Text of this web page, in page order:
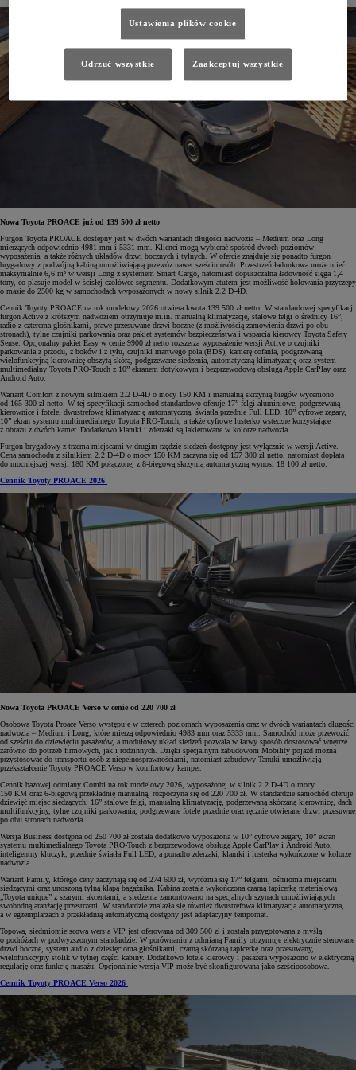
Nowa Toyota PROACE już od 139 500 zł netto
Furgon Toyota PROACE dostępny jest w dwóch wariantach długości nadwozia – Medium oraz Long
mierzących odpowiednio 4981 mm i 5331 mm. Klienci mogą wybierać spośród dwóch poziomów
wyposażenia, a także różnych układów drzwi bocznych i tylnych. W ofercie znajduje się ponadto furgon
brygadowy z podwójną kabiną umożliwiającą przewóz nawet sześciu osób. Przestrzeń ładunkowa może mieć
maksymalnie 6,6 m³ w wersji Long z systemem Smart Cargo, natomiast dopuszczalna ładowność sięga 1,4
tony, co plasuje model w ścisłej czołówce segmentu. Dodatkowym atutem jest możliwość holowania przyczepy
o masie do 2500 kg w samochodach wyposażonych w nowy silnik 2.2 D-4D.
Cennik Toyoty PROACE na rok modelowy 2026 otwiera kwota 139 500 zł netto. W standardowej specyfikacji
furgon Active z krótszym nadwoziem otrzymuje m.in. manualną klimatyzację, stalowe felgi o średnicy 16”,
radio z czterema głośnikami, prawe przesuwane drzwi boczne (z możliwością zamówienia drzwi po obu
stronach), tylne czujniki parkowania oraz pakiet systemów bezpieczeństwa i wsparcia kierowcy Toyota Safety
Sense. Opcjonalny pakiet Easy w cenie 9900 zł netto rozszerza wyposażenie wersji Active o czujniki
parkowania z przodu, z boków i z tyłu, czujniki martwego pola (BDS), kamerę cofania, podgrzewaną
wielofunkcyjną kierownicę obszytą skórą, podgrzewane siedzenia, automatyczną klimatyzację oraz system
multimedialny Toyota PRO-Touch z 10” ekranem dotykowym i bezprzewodową obsługą Apple CarPlay oraz
Android Auto.
Wariant Comfort z nowym silnikiem 2.2 D-4D o mocy 150 KM i manualną skrzynią biegów wyceniono
od 165 300 zł netto. W tej specyfikacji samochód standardowo oferuje 17” felgi aluminiowe, podgrzewaną
kierownicę i fotele, dwustrefową klimatyzację automatyczną, światła przednie Full LED, 10” cyfrowe zegary,
10” ekran systemu multimedialnego Toyota PRO-Touch, a także cyfrowe lusterko wsteczne korzystające
z obrazu z dwóch kamer. Dodatkowo klamki i zderzaki są lakierowane w kolorze nadwozia.
Furgon brygadowy z trzema miejscami w drugim rzędzie siedzeń dostępny jest wyłącznie w wersji Active.
Cena samochodu z silnikiem 2.2 D-4D o mocy 150 KM zaczyna się od 157 300 zł netto, natomiast dopłata
do mocniejszej wersji 180 KM połączonej z 8-biegową skrzynią automatyczną wynosi 18 100 zł netto.
Cennik Toyoty PROACE 2026
Nowa Toyota PROACE Verso w cenie od 220 700 zł
Osobowa Toyota Proace Verso występuje w czterech poziomach wyposażenia oraz w dwóch wariantach długości
nadwozia – Medium i Long, które mierzą odpowiednio 4983 mm oraz 5333 mm. Samochód może przewozić
od sześciu do dziewięciu pasażerów, a modułowy układ siedzeń pozwala w łatwy sposób dostosować wnętrze
zarówno do potrzeb firmowych, jak i rodzinnych. Dzięki specjalnym zabudowom Mobility pojazd można
przystosować do transportu osób z niepełnosprawnościami, natomiast zabudowy Tanuki umożliwiają
przekształcenie Toyoty PROACE Verso w komfortowy kamper.
Cennik bazowej odmiany Combi na rok modelowy 2026, wyposażonej w silnik 2.2 D-4D o mocy
150 KM oraz 6-biegową przekładnię manualną, rozpoczyna się od 220 700 zł. W standardzie samochód oferuje
dziewięć miejsc siedzących, 16” stalowe felgi, manualną klimatyzację, podgrzewaną skórzaną kierownicę, dach
multifunkcyjny, tylne czujniki parkowania, podgrzewane fotele przednie oraz ręcznie otwierane drzwi przesuwne
po obu stronach nadwozia.
Wersja Business dostępna od 250 700 zł została dodatkowo wyposażona w 10” cyfrowe zegary, 10” ekran
systemu multimedialnego Toyota PRO-Touch z bezprzewodową obsługą Apple CarPlay i Android Auto,
inteligentny kluczyk, przednie światła Full LED, a ponadto zderzaki, klamki i lusterka wykończone w kolorze
nadwozia.
Wariant Family, którego ceny zaczynają się od 274 600 zł, wyróżnia się 17” felgami, ośmioma miejscami
siedzącymi oraz unoszoną tylną klapą bagażnika. Kabina została wykończona czarną tapicerką materiałową
„Toyota unique” z szarymi akcentami, a siedzenia zamontowano na specjalnych szynach umożliwiających
swobodną aranżację przestrzeni. W standardzie znalazła się również dwustrefowa klimatyzacja automatyczna,
a w egzemplarzach z przekładnią automatyczną dostępny jest adaptacyjny tempomat.
Topowa, siedmiomiejscowa wersja VIP jest oferowana od 309 500 zł i została przygotowana z myślą
o podróżach w podwyższonym standardzie. W porównaniu z odmianą Family otrzymuje elektrycznie sterowane
drzwi boczne, system audio z dziesięcioma głośnikami, czarną skórzaną tapicerkę oraz przesuwany,
wielofunkcyjny stolik w tylnej części kabiny. Dodatkowo fotele kierowcy i pasażera wyposażono w elektryczną
regulację oraz funkcję masażu. Opcjonalnie wersja VIP może być skonfigurowana jako sześcioosobowa.
Cennik Toyoty PROACE Verso 2026
Ustawienia plików cookie
Odrzuć wszystkie Zaakceptuj wszystkie